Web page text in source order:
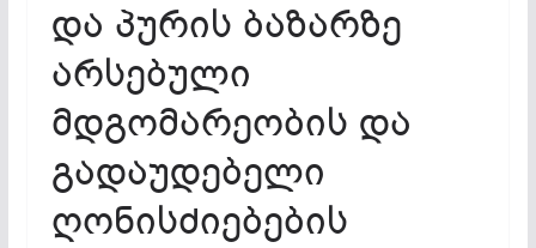
და პურის ბაზარზე
არსებული
მდგომარეობის და
გადაუდებელი
ღონისძიებების